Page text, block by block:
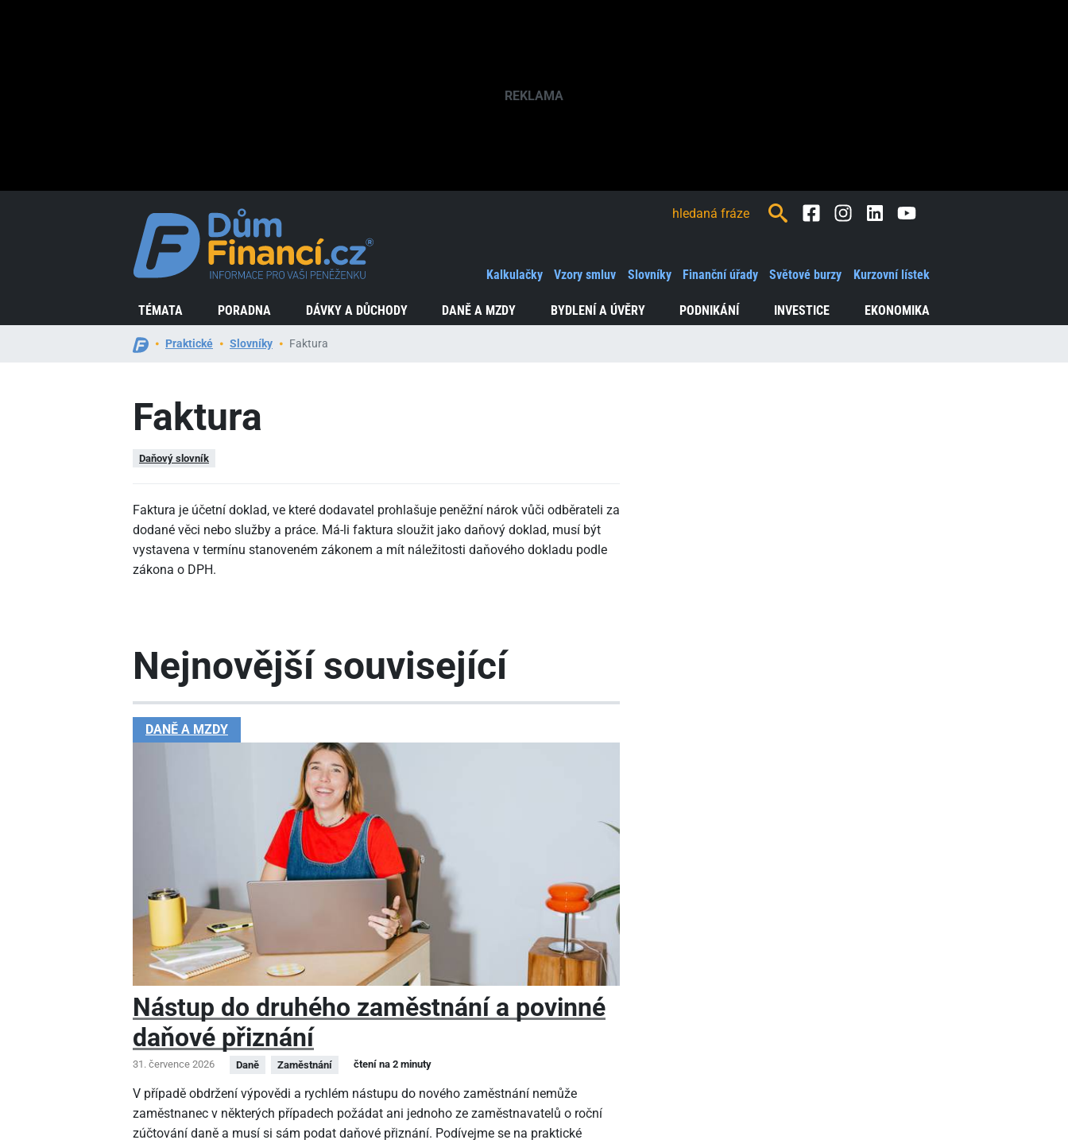
TÉMATA PORADNA DÁVKY A DŮCHODY DANĚ A MZDY BYDLENÍ A ÚVĚRY PODNIKÁNÍ INVESTICE EKONOMIKA
Kalkulačky Vzory smluv Slovníky Finanční úřady Světové burzy Kurzovní lístek
FacebookInstagramLinkedInYoutube
Praktické Slovníky Faktura
Faktura
Daňový slovník
Faktura je účetní doklad, ve které dodavatel prohlašuje peněžní nárok vůči odběrateli za
dodané věci nebo služby a práce. Má-li faktura sloužit jako daňový doklad, musí být
vystavena v termínu stanoveném zákonem a mít náležitosti daňového dokladu podle
zákona o DPH.
Nejnovější související
DANĚ A MZDY
Nástup do druhého zaměstnání a povinné
daňové přiznání
31. července 2026 Daně Zaměstnání čtení na 2 minuty
V případě obdržení výpovědi a rychlém nástupu do nového zaměstnání nemůže
zaměstnanec v některých případech požádat ani jednoho ze zaměstnavatelů o roční
zúčtování daně a musí si sám podat daňové přiznání. Podívejme se na praktické